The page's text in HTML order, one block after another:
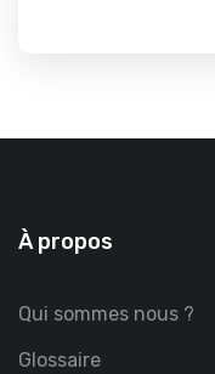
À propos
Qui sommes nous ?
Glossaire